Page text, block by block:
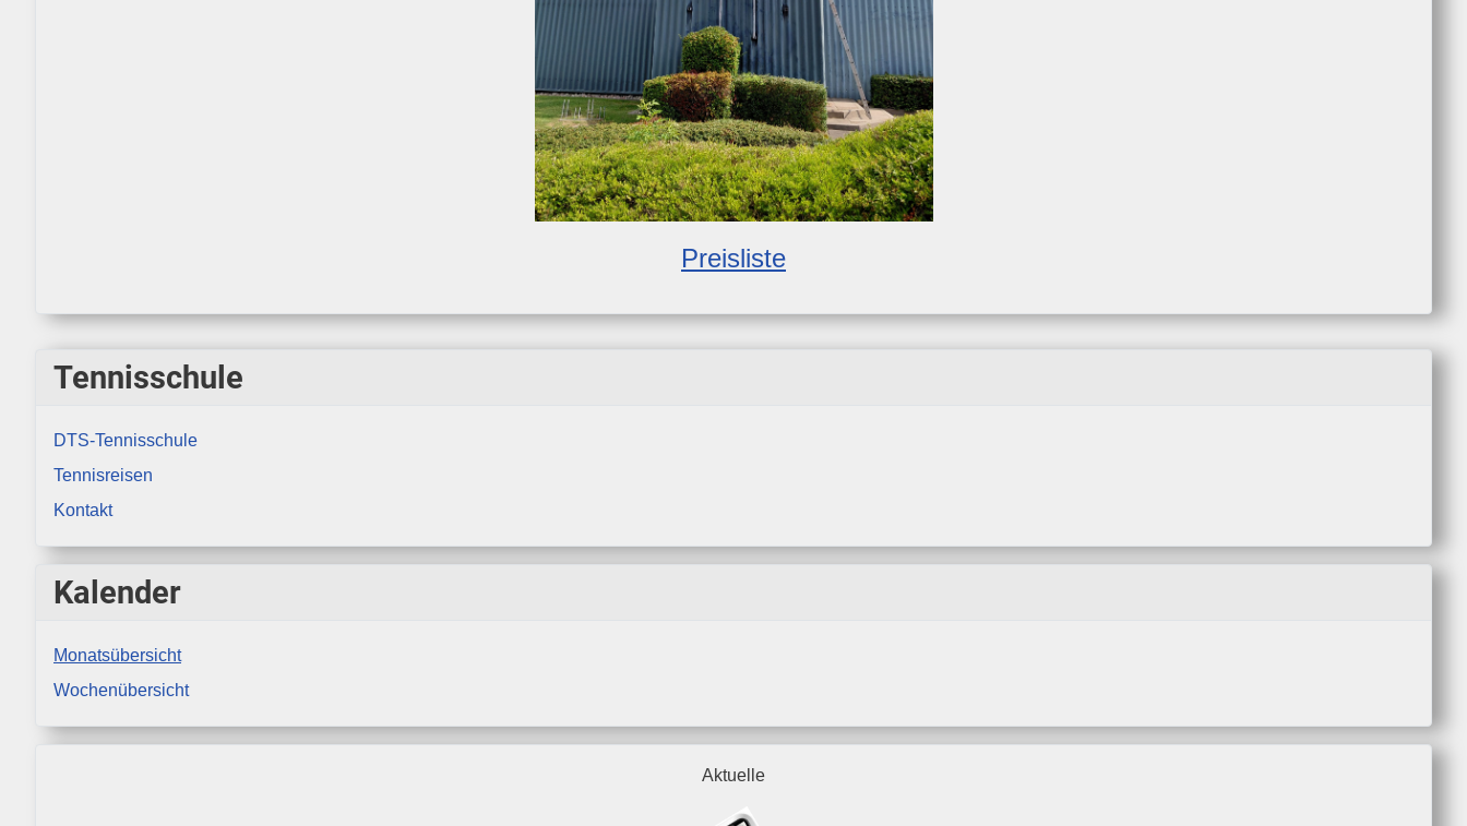
Tennisschule
DTS-Tennisschule
Tennisreisen
Kontakt
Kalender
Monatsübersicht
Wochenübersicht
Aktuelle
Preisliste